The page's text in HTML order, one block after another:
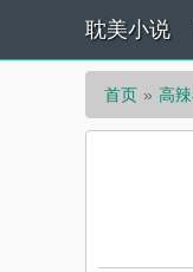
耽美小说
首页 高